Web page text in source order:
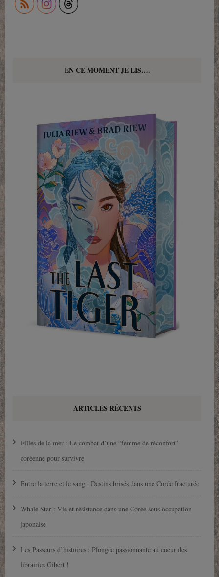
EN CE MOMENT JE LIS….
ARTICLES RÉCENTS
Filles de la mer : Le combat d’une “femme de réconfort”
coréenne pour survivre
Entre la terre et le sang : Destins brisés dans une Corée fracturée
Whale Star : Vie et résistance dans une Corée sous occupation
japonaise
Les Passeurs d’histoires : Plongée passionnante au coeur des
librairies Gibert !